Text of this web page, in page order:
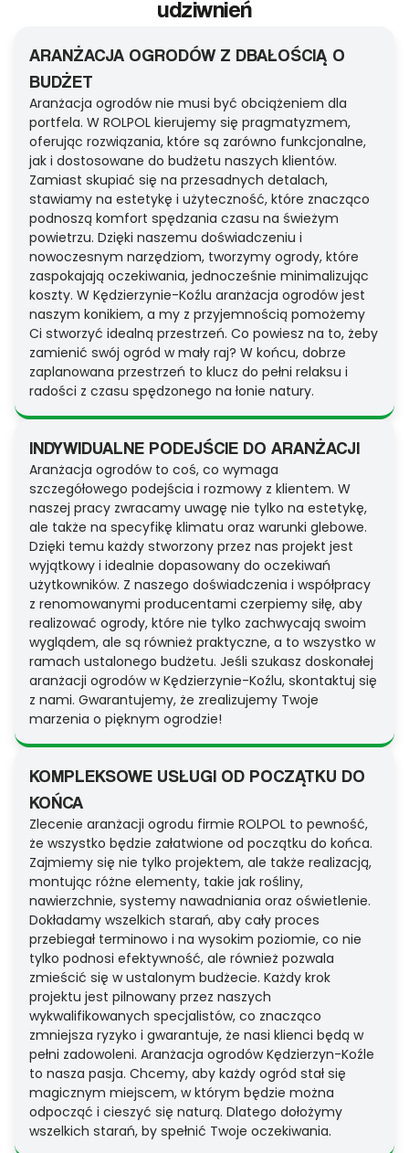
udziwnień
ARANŻACJA OGRODÓW Z DBAŁOŚCIĄ O
BUDŻET
Aranżacja ogrodów nie musi być obciążeniem dla
portfela. W ROLPOL kierujemy się pragmatyzmem,
oferując rozwiązania, które są zarówno funkcjonalne,
jak i dostosowane do budżetu naszych klientów.
Zamiast skupiać się na przesadnych detalach,
stawiamy na estetykę i użyteczność, które znacząco
podnoszą komfort spędzania czasu na świeżym
powietrzu. Dzięki naszemu doświadczeniu i
nowoczesnym narzędziom, tworzymy ogrody, które
zaspokajają oczekiwania, jednocześnie minimalizując
koszty. W Kędzierzynie-Koźlu aranżacja ogrodów jest
naszym konikiem, a my z przyjemnością pomożemy
Ci stworzyć idealną przestrzeń. Co powiesz na to, żeby
zamienić swój ogród w mały raj? W końcu, dobrze
zaplanowana przestrzeń to klucz do pełni relaksu i
radości z czasu spędzonego na łonie natury.
INDYWIDUALNE PODEJŚCIE DO ARANŻACJI
Aranżacja ogrodów to coś, co wymaga
szczegółowego podejścia i rozmowy z klientem. W
naszej pracy zwracamy uwagę nie tylko na estetykę,
ale także na specyfikę klimatu oraz warunki glebowe.
Dzięki temu każdy stworzony przez nas projekt jest
wyjątkowy i idealnie dopasowany do oczekiwań
użytkowników. Z naszego doświadczenia i współpracy
z renomowanymi producentami czerpiemy siłę, aby
realizować ogrody, które nie tylko zachwycają swoim
wyglądem, ale są również praktyczne, a to wszystko w
ramach ustalonego budżetu. Jeśli szukasz doskonałej
aranżacji ogrodów w Kędzierzynie-Koźlu, skontaktuj się
z nami. Gwarantujemy, że zrealizujemy Twoje
marzenia o pięknym ogrodzie!
KOMPLEKSOWE USŁUGI OD POCZĄTKU DO
KOŃCA
Zlecenie aranżacji ogrodu firmie ROLPOL to pewność,
że wszystko będzie załatwione od początku do końca.
Zajmiemy się nie tylko projektem, ale także realizacją,
montując różne elementy, takie jak rośliny,
nawierzchnie, systemy nawadniania oraz oświetlenie.
Dokładamy wszelkich starań, aby cały proces
przebiegał terminowo i na wysokim poziomie, co nie
tylko podnosi efektywność, ale również pozwala
zmieścić się w ustalonym budżecie. Każdy krok
projektu jest pilnowany przez naszych
wykwalifikowanych specjalistów, co znacząco
zmniejsza ryzyko i gwarantuje, że nasi klienci będą w
pełni zadowoleni. Aranżacja ogrodów Kędzierzyn-Koźle
to nasza pasja. Chcemy, aby każdy ogród stał się
magicznym miejscem, w którym będzie można
odpocząć i cieszyć się naturą. Dlatego dołożymy
wszelkich starań, by spełnić Twoje oczekiwania.